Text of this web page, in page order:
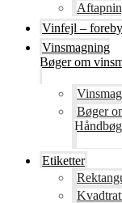
Vinfejl –
Vinsmagning
Bøger om
Bøger
Etiketter